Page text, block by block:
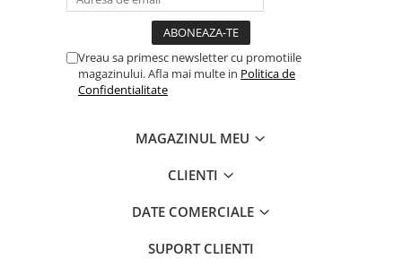
Vreau sa primesc newsletter cu promotiile
magazinului. Afla mai multe in Politica de
Confidentialitate
MAGAZINUL MEU
CLIENTI
DATE COMERCIALE
SUPORT CLIENTI